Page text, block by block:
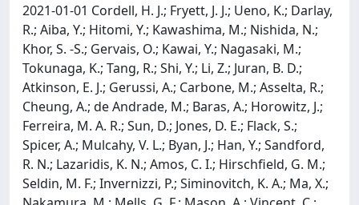
2021-01-01 Cordell, H. J.; Fryett, J. J.; Ueno, K.; Darlay,
R.; Aiba, Y.; Hitomi, Y.; Kawashima, M.; Nishida, N.;
Khor, S. -S.; Gervais, O.; Kawai, Y.; Nagasaki, M.;
Tokunaga, K.; Tang, R.; Shi, Y.; Li, Z.; Juran, B. D.;
Atkinson, E. J.; Gerussi, A.; Carbone, M.; Asselta, R.;
Cheung, A.; de Andrade, M.; Baras, A.; Horowitz, J.;
Ferreira, M. A. R.; Sun, D.; Jones, D. E.; Flack, S.;
Spicer, A.; Mulcahy, V. L.; Byan, J.; Han, Y.; Sandford,
R. N.; Lazaridis, K. N.; Amos, C. I.; Hirschfield, G. M.;
Seldin, M. F.; Invernizzi, P.; Siminovitch, K. A.; Ma, X.;